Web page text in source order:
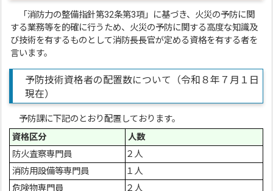
「消防力の整備指針第32条第3項」に基づき、火災の予防に関
する業務等を的確に行うため、火災の予防に関する高度な知識及
び技術を有するものとして消防長長官が定める資格を有する者を
言います。
予防技術資格者の配置数について（令和８年７月１日
現在）
予防課に下記のとおり配置しております。
資格区分
人数
防火査察専門員
２人
消防用設備等専門員
１人
危険物専門員
２人